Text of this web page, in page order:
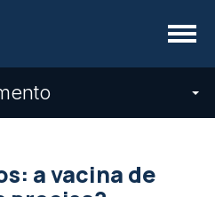
Menu
a vacina de